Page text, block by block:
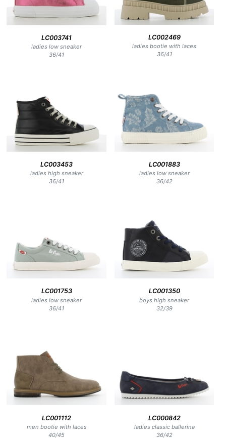
LC003741
ladies low sneaker
36/41
LC002469
ladies bootie with laces
36/41
LC003453
ladies high sneaker
36/41
LC001883
ladies low sneaker
36/42
LC001753
ladies low sneaker
36/41
LC001350
boys high sneaker
32/39
LC001112
men bootie with laces
40/45
LC000842
ladies classic ballerina
36/42